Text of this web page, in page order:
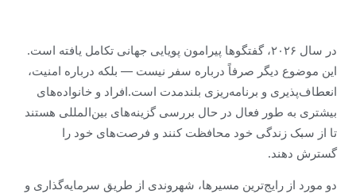
در سال ۲۰۲۶، گفتگوها پیرامون پویایی جهانی تکامل یافته است.
این موضوع دیگر صرفاً درباره سفر نیست — بلکه درباره امنیت،
انعطاف‌پذیری و برنامه‌ریزی بلندمدت است.افراد و خانواده‌های
بیشتری به طور فعال در حال بررسی گزینه‌های بین‌المللی هستند
تا از سبک زندگی خود محافظت کنند و فرصت‌های خود را
گسترش دهند.
دو مورد از رایج‌ترین مسیرها، شهروندی از طریق سرمایه‌گذاری و